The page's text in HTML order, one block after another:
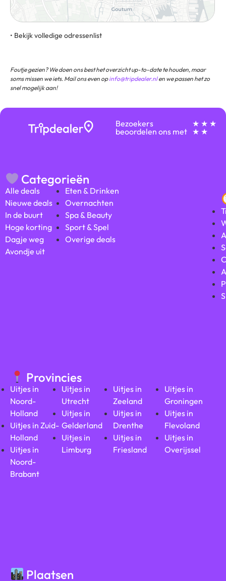
• Bekijk volledige odressenlist
Foutje gezien? We doen ons best het overzicht up-to-date te houden, maar
soms missen we iets. Mail ons even opinfo@tripdealer.nlen we passen het zo
snel mogelijk aan!
Bezoekers
beoordelen ons met
★ ★ ★
★ ★
Categorieën
Alle deals
Nieuwe deals
In de buurt
Hoge korting
Dagje weg
Avondje uit
Eten & Drinken
Overnachten
Spa & Beauty
Sport & Spel
Overige deals
Provincies
Uitjes in
Noord-
Holland
Uitjes in Zuid-
Holland
Uitjes in
Noord-
Brabant
Uitjes in
Utrecht
Uitjes in
Gelderland
Uitjes in
Limburg
Uitjes in
Zeeland
Uitjes in
Drenthe
Uitjes in
Friesland
Uitjes in
Groningen
Uitjes in
Flevoland
Uitjes in
Overijssel
Plaatsen